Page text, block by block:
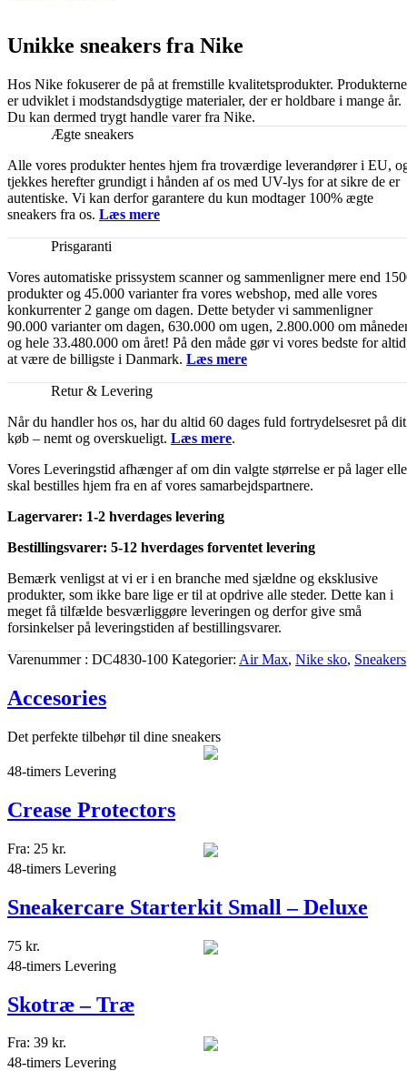
Unikke sneakers fra Nike
Hos Nike fokuserer de på at fremstille kvalitetsprodukter. Produkterne
er udviklet i modstandsdygtige materialer, der er holdbare i mange år.
Du kan dermed trygt handle varer fra Nike.
Ægte sneakers
Alle vores produkter hentes hjem fra troværdige leverandører i EU,
tjekkes herefter grundigt i hånden af os med UV-lys for at sikre de er
autentiske. Vi kan derfor garantere du kun modtager 100% ægte
sneakers fra os. Læs mere
Prisgaranti
Vores automatiske prissystem scanner og sammenligner mere end
produkter og 45.000 varianter fra vores webshop, med alle vores
konkurrenter 2 gange om dagen. Dette betyder vi sammenligner
90.000 varianter om dagen, 630.000 om ugen, 2.800.000 om
og hele 33.480.000 om året! På den måde gør vi vores bedste for
at være de billigste i Danmark. Læs mere
Retur & Levering
Når du handler hos os, har du altid 60 dages fuld fortrydelsesret på dit
køb – nemt og overskueligt. Læs mere.
Vores Leveringstid afhænger af om din valgte størrelse er på lager
skal bestilles hjem fra en af vores samarbejdspartnere.
Lagervarer: 1-2 hverdages levering
Bestillingsvarer: 5-12 hverdages forventet levering
Bemærk venligst at vi er i en branche med sjældne og eksklusive
produkter, som ikke bare lige er til at opdrive alle steder. Dette kan i
meget få tilfælde besværliggøre leveringen og derfor give små
forsinkelser på leveringstiden af bestillingsvarer.
Varenummer DC4830-100 Kategorier Air Max, Nike sko, Sneakers
Accesories
Det perfekte tilbehør til dine sneakers
48-timers Levering
Crease Protectors
Fra: 25 kr.
48-timers Levering
Sneakercare Starterkit Small – Deluxe
75 kr.
48-timers Levering
Skotræ – Træ
Fra: 39 kr.
48-timers Levering